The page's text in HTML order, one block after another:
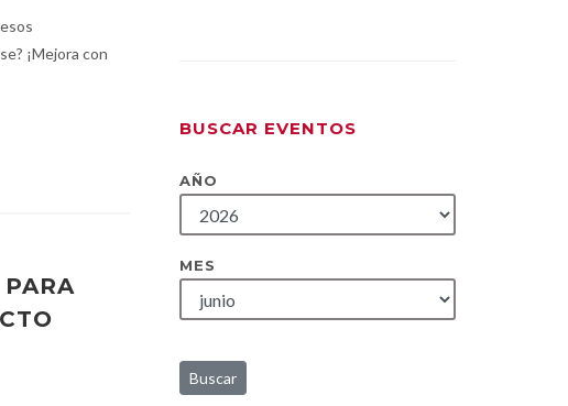
¡Mejora con
BUSCAR EVENTOS
AÑO
MES
Buscar